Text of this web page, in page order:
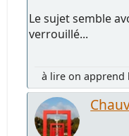
Le sujet semble
verrouillé...
à lire on apprend